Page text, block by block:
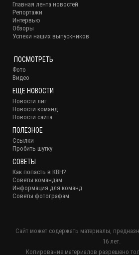
Главная лента новостей
Репортажи
Интервью
Обзоры
Успехи наших выпускников
ПОСМОТРЕТЬ
Фото
Видео
ЕЩЕ НОВОСТИ
Новости лиг
Новости команд
Новости сайта
ПОЛЕЗНОЕ
Ссылки
Пробить шутку
СОВЕТЫ
Как попасть в КВН?
Советы командам
Информация для команд
Советы фотографам
Сайт может содержать материалы,
16 лет.
Копирование материалов разрешено